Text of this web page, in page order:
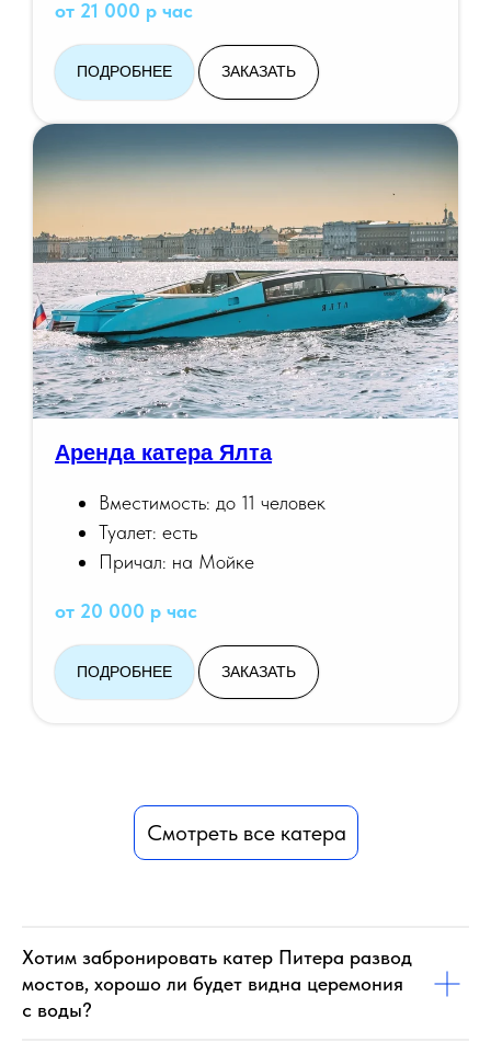
от 21 000 р час
ПОДРОБНЕЕ ЗАКАЗАТЬ
Аренда катера Ялта
Вместимость: до 11 человек
Туалет: есть
Причал: на Мойке
от 20 000 р час
ПОДРОБНЕЕ ЗАКАЗАТЬ
Смотреть все катера
Хотим забронировать катер Питера развод
мостов, хорошо ли будет видна церемония
с воды?